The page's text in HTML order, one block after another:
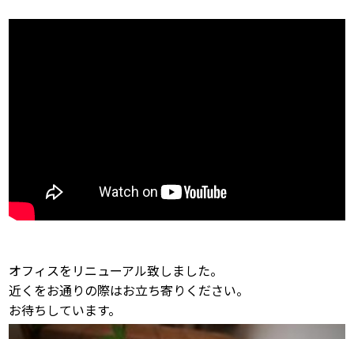
オフィスをリニューアル致しました。
近くをお通りの際はお立ち寄りください。
お待ちしています。